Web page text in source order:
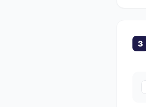
3